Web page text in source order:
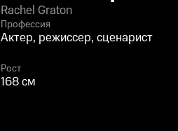
Rachel Graton
Профессия
Актер, режиссер, сценарист
Рост
168 см